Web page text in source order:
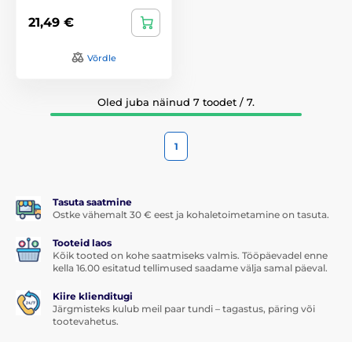
21,49 €
Võrdle
Oled juba näinud 7 toodet / 7.
1
Tasuta saatmine
Ostke vähemalt 30 € eest ja kohaletoimetamine on tasuta.
Tooteid laos
Kõik tooted on kohe saatmiseks valmis. Tööpäevadel enne
kella 16.00 esitatud tellimused saadame välja samal päeval.
Kiire klienditugi
Järgmisteks kulub meil paar tundi – tagastus, päring või
tootevahetus.